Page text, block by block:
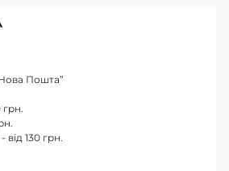
Пошта”
грн.
від 130 грн.